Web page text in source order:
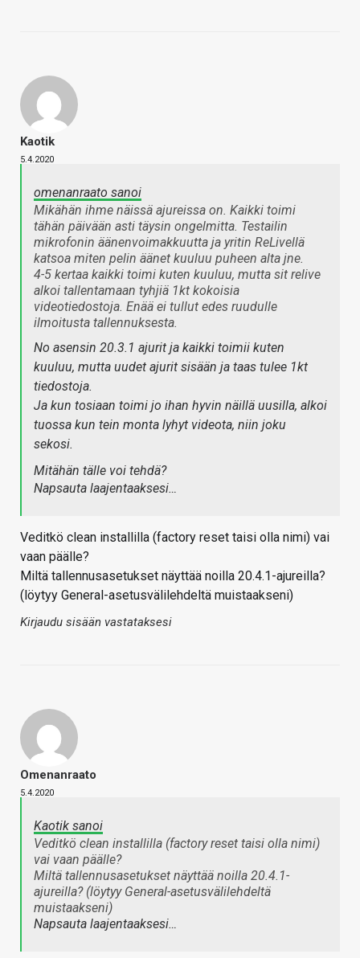
Kaotik
5.4.2020
omenanraato sanoi
Mikähän ihme näissä ajureissa on. Kaikki toimi
tähän päivään asti täysin ongelmitta. Testailin
mikrofonin äänenvoimakkuutta ja yritin ReLivellä
katsoa miten pelin äänet kuuluu puheen alta jne.
4-5 kertaa kaikki toimi kuten kuuluu, mutta sit relive
alkoi tallentamaan tyhjiä 1kt kokoisia
videotiedostoja. Enää ei tullut edes ruudulle
ilmoitusta tallennuksesta.
No asensin 20.3.1 ajurit ja kaikki toimii kuten
kuuluu, mutta uudet ajurit sisään ja taas tulee 1kt
tiedostoja.
Ja kun tosiaan toimi jo ihan hyvin näillä uusilla, alkoi
tuossa kun tein monta lyhyt videota, niin joku
sekosi.
Mitähän tälle voi tehdä?
Napsauta laajentaaksesi…
Veditkö clean installilla (factory reset taisi olla nimi) vai
vaan päälle?
Miltä tallennusasetukset näyttää noilla 20.4.1-ajureilla?
(löytyy General-asetusvälilehdeltä muistaakseni)
Kirjaudu sisään vastataksesi
Omenanraato
5.4.2020
Kaotik sanoi
Veditkö clean installilla (factory reset taisi olla nimi)
vai vaan päälle?
Miltä tallennusasetukset näyttää noilla 20.4.1-
ajureilla? (löytyy General-asetusvälilehdeltä
muistaakseni)
Napsauta laajentaaksesi…